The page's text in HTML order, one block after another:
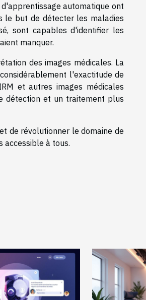
automatique ont
le but de détecter les maladies
sont capables d'identifier les
manquer.
des images médicales. La
l'exactitude de
et autres images médicales
détection et un traitement plus
de révolutionner le domaine de
accessible à tous.